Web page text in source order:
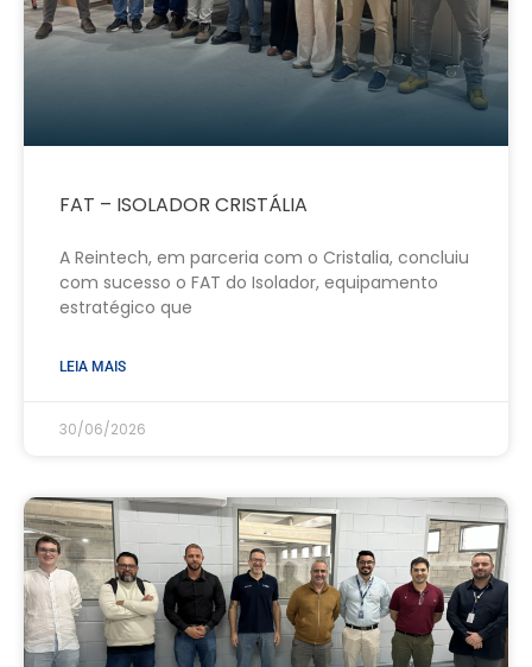
FAT – ISOLADOR CRISTÁLIA
A Reintech, em parceria com o Cristalia, concluiu
com sucesso o FAT do Isolador, equipamento
estratégico que
LEIA MAIS
30/06/2026